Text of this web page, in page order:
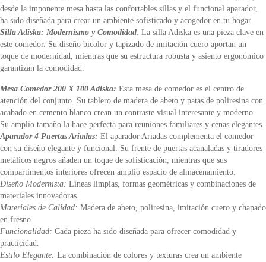
desde la imponente mesa hasta las confortables sillas y el funcional aparador,
ha sido diseñada para crear un ambiente sofisticado y acogedor en tu hogar.
Silla Adiska: Modernismo y Comodidad: La silla Adiska es una pieza clave en
este comedor. Su diseño bicolor y tapizado de imitación cuero aportan un
toque de modernidad, mientras que su estructura robusta y asiento ergonómico
garantizan la comodidad.
Mesa Comedor 200 X 100 Adiska: Esta mesa de comedor es el centro de
atención del conjunto. Su tablero de madera de abeto y patas de poliresina con
acabado en cemento blanco crean un contraste visual interesante y moderno.
Su amplio tamaño la hace perfecta para reuniones familiares y cenas elegantes.
Aparador 4 Puertas Ariadas: El aparador Ariadas complementa el comedor
con su diseño elegante y funcional. Su frente de puertas acanaladas y tiradores
metálicos negros añaden un toque de sofisticación, mientras que sus
compartimentos interiores ofrecen amplio espacio de almacenamiento.
Diseño Modernista: Líneas limpias, formas geométricas y combinaciones de
materiales innovadoras.
Materiales de Calidad: Madera de abeto, poliresina, imitación cuero y chapado
en fresno.
Funcionalidad: Cada pieza ha sido diseñada para ofrecer comodidad y
practicidad.
Estilo Elegante: La combinación de colores y texturas crea un ambiente